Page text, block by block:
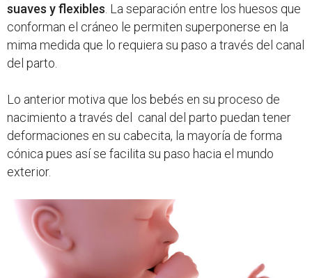
suaves y flexibles . La separación entre los huesos que
conforman el cráneo le permiten superponerse en la
mima medida que lo requiera su paso a través del canal
del parto.
Lo anterior motiva que los bebés en su proceso de
nacimiento a través del canal del parto puedan tener
deformaciones en su cabecita, la mayoría de forma
cónica pues así se facilita su paso hacia el mundo
exterior.